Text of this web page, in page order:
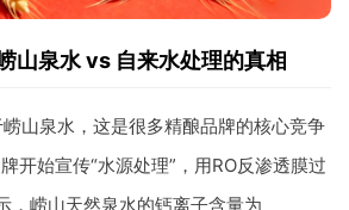
山泉水 vs 自来水处理的真相
山泉水，这是很多精酿品牌的核心竞争
开始宣传“水源处理”，用RO反渗透膜过
，崂山天然泉水的钙离子含量为